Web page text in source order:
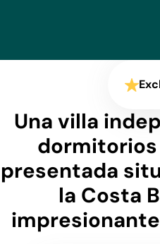
Una villa
presentada
la Costa